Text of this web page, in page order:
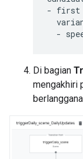
- first
-
Di bagian
mengakhiri